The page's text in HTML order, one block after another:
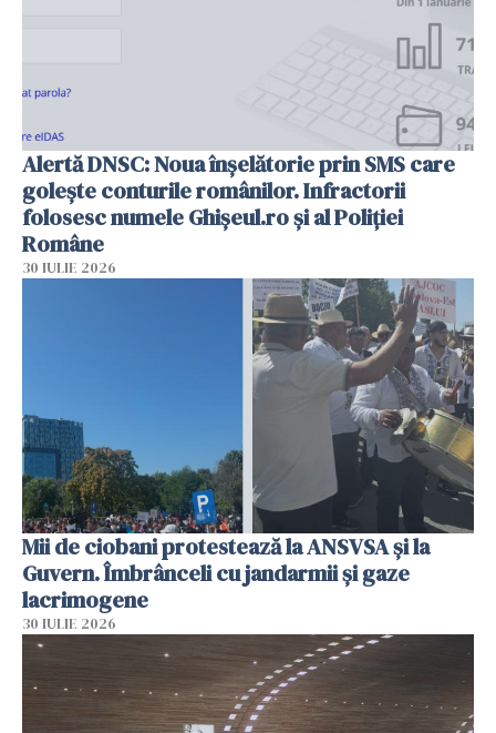
Alertă DNSC: Noua înșelătorie prin SMS care
golește conturile românilor. Infractorii
folosesc numele Ghișeul.ro și al Poliției
Române
30 IULIE 2026
Mii de ciobani protestează la ANSVSA și la
Guvern. Îmbrânceli cu jandarmii și gaze
lacrimogene
30 IULIE 2026